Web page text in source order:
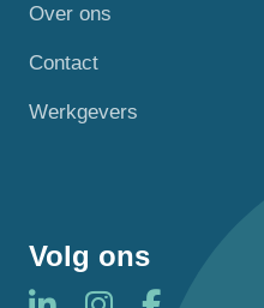
Over ons
Contact
Werkgevers
Volg ons